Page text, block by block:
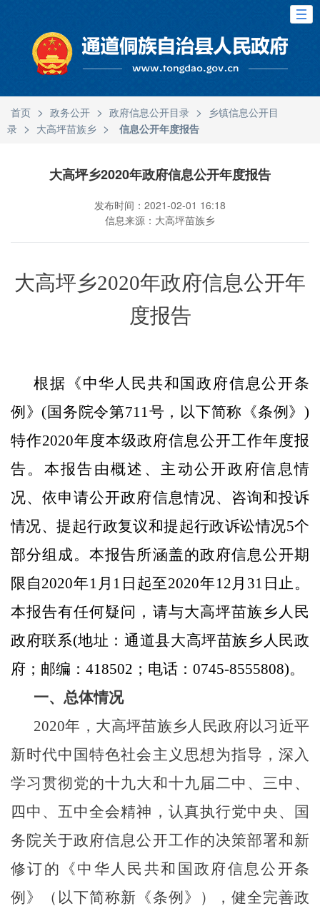
首页 > 政务公开 > 政府信息公开目录 >
乡镇信息公开目
录 > 大高坪苗族乡 > 信息公开年度报告
大高坪乡2020年政府信息公开年度报告
发布时间：2021-02-01 16:18
信息来源：大高坪苗族乡
大高坪乡2020年政府信息公开年
度报告
根据《中华人民共和国政府信息公开条
例》 (国务院令第711 号，以下简称《条例》)
特作2020年度本级政府信息公开工作年度报
告。本报告由概述、主动公开政府信息情
况、依申请公开政府信息情况、咨询和投诉
情况、提起行政复议和提起行政诉讼情况5个
部分组成。本报告所涵盖的政府信息公开期
限自2020年1 月 1 日起至2020年12 月 31 日止。
本报告有任何疑问，请与大高坪苗族乡人民
政府联系(地址：通道县大高坪苗族乡人民政
府；邮编： 418502 ；电话： 0745-8555808)。
一、总体情况
2020年，大高坪苗族乡人民政府以习近平
新时代中国特色社会主义思想为指导，深入
学习贯彻党的十九大和十九届二中、三中、
四中、五中全会精神，认真执行党中央、国
务院关于政府信息公开工作的决策部署和新
修订的《中华人民共和国 政府信息公开条
例》（以下简称新《条例》），健全完善政